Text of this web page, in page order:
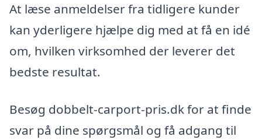
At læse anmeldelser fra tidligere kunder
kan yderligere hjælpe dig med at få en idé
om, hvilken virksomhed der leverer det
bedste resultat.
Besøg dobbelt-carport-pris.dk for at finde
svar på dine spørgsmål og få adgang til